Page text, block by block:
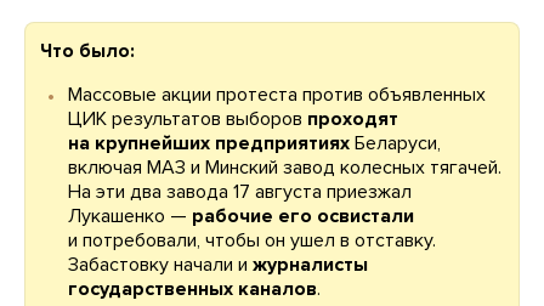
Что было:
Массовые акции протеста против объявленных
ЦИК результатов выборов проходят
на крупнейших предприятиях Беларуси,
включая МАЗ и Минский завод колесных тягачей.
На эти два завода 17 августа приезжал
Лукашенко — рабочие его освистали
и потребовали, чтобы он ушел в отставку.
Забастовку начали и журналисты
государственных каналов.